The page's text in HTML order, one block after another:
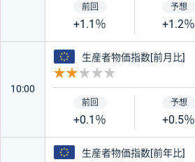
+1.1％ +1.2％
10:00
ユーロ
生産者物価指数[前月比]
+0.1％ +0.5％
ユーロ
生産者物価指数[前年比]